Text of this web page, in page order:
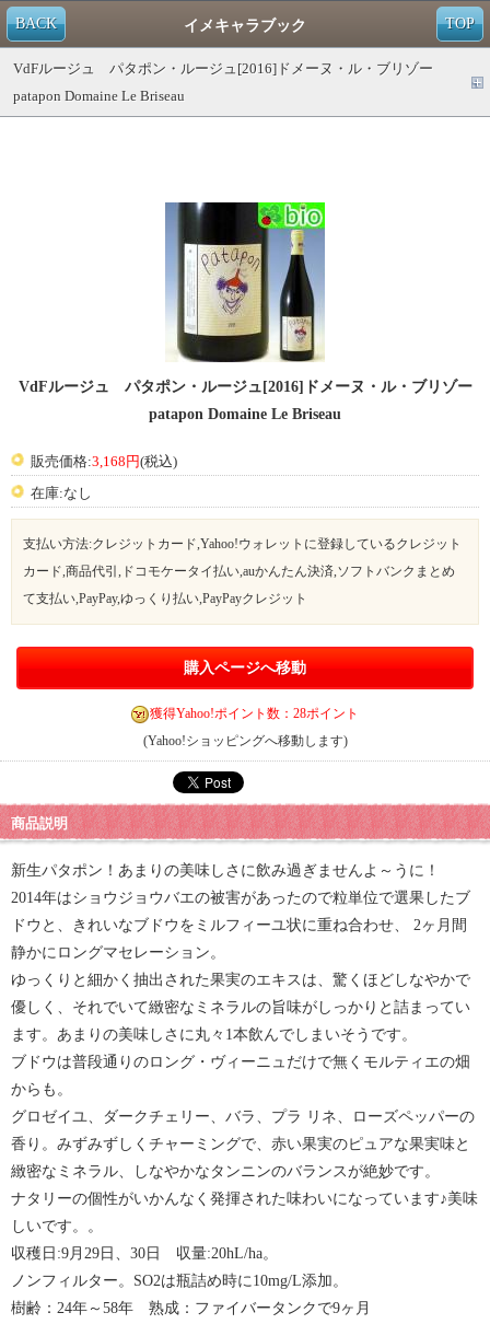
TOP
BACK イメキャラブック
VdFルージュ パタポン・ルージュ[2016]ドメーヌ・ル・ブリゾー
patapon Domaine Le Briseau
VdFルージュ パタポン・ルージュ[2016]ドメーヌ・ル・ブリゾー
patapon Domaine Le Briseau
販売価格:3,168円(税込)
在庫:なし
支払い方法:クレジットカード,Yahoo!ウォレットに登録しているクレジット
カード,商品代引,ドコモケータイ払い,auかんたん決済,ソフトバンクまとめ
て支払い,PayPay,ゆっくり払い,PayPayクレジット
購入ページへ移動
獲得Yahoo!ポイント数：28ポイント
(Yahoo!ショッピングへ移動します)
商品説明
新生パタポン！あまりの美味しさに飲み過ぎませんよ～うに！
2014年はショウジョウバエの被害があったので粒単位で選果したブ
ドウと、きれいなブドウをミルフィーユ状に重ね合わせ、 2ヶ月間
静かにロングマセレーション。
ゆっくりと細かく抽出された果実のエキスは、驚くほどしなやかで
優しく、それでいて緻密なミネラルの旨味がしっかりと詰まってい
ます。あまりの美味しさに丸々1本飲んでしまいそうです。
ブドウは普段通りのロング・ヴィーニュだけで無くモルティエの畑
からも。
グロゼイユ、ダークチェリー、バラ、プラ リネ、ローズペッパーの
香り。みずみずしくチャーミングで、赤い果実のピュアな果実味と
緻密なミネラル、しなやかなタンニンのバランスが絶妙です。
ナタリーの個性がいかんなく発揮された味わいになっています♪美味
しいです。。
収穫日:9月29日、30日 収量:20hL/ha。
ノンフィルター。SO2は瓶詰め時に10mg/L添加。
樹齢：24年～58年 熟成：ファイバータンクで9ヶ月